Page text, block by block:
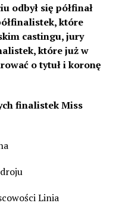
odbył się półfinał
które
castingu, jury
które już w
o tytuł i koronę
finalistek Miss
Linia